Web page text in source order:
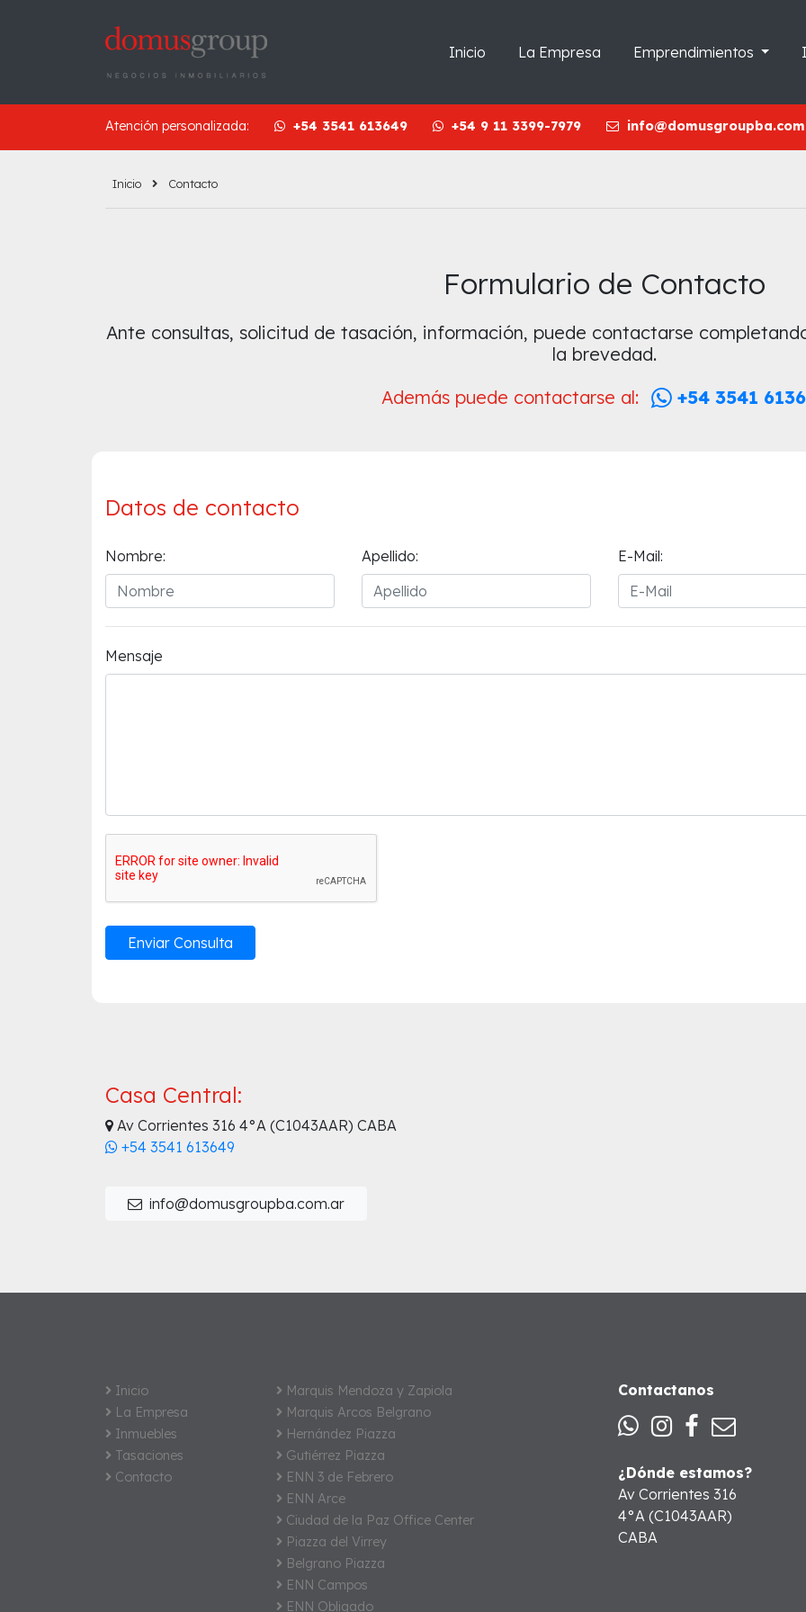
Inicio La Empresa Emprendimientos
Atención personalizada: +54 3541 613649 +54 9 11 3399-7979
Inicio Contacto
Formulario de Contacto
Ante consultas, solicitud de tasación, información, puede contactarse
la brevedad.
Además puede contactarse al:
+54 3541
Datos de contacto
Nombre: Apellido: E-Mail:
Mensaje
Casa Central:
Av Corrientes 316 4°A (C1043AAR) CABA
+54 3541 613649
info@domusgroupba.com.ar
Inicio
La Empresa
Inmuebles
Tasaciones
Contacto
Marquis Mendoza y Zapiola
Marquis Arcos Belgrano
Hernández Piazza
Gutiérrez Piazza
ENN 3 de Febrero
ENN Arce
Ciudad de la Paz Office Center
Piazza del Virrey
Belgrano Piazza
ENN Campos
ENN Obligado
Contactanos
¿Dónde estamos?
Av Corrientes 316
4°A (C1043AAR)
CABA